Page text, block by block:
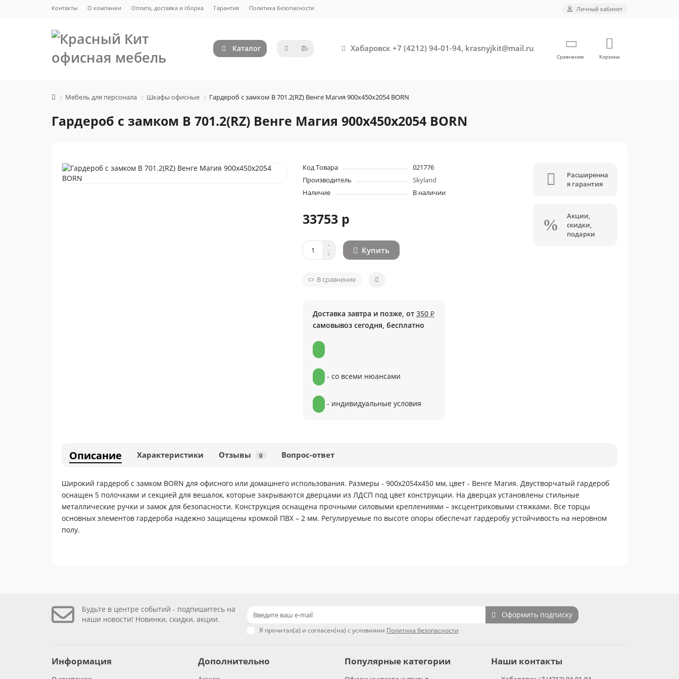
Контакты О компании Оплата, доставка и сборка Гарантия Политика безопасности Личный кабинет
Каталог Хабаровск +7 (4212) 94-01-94, krasnyjkit@mail.ru
Сравнение Корзина
Мебель для персонала Шкафы офисные Гардероб с замком B 701.2(RZ) Венге Магия 900х450х2054 BORN
Гардероб с замком B 701.2(RZ) Венге Магия 900х450х2054 BORN
Код Товара
021776
Производитель
Skyland
Наличие
В наличии
33753 р
Купить
В сравнение
Доставка завтра и позже, от 350 ₽
самовывоз сегодня, бесплатно
- со всеми нюансами
- индивидуальные условия
Расширенна
я гарантия
Акции,
скидки,
подарки
Описание Характеристики Отзывы 0 Вопрос-ответ
Широкий гардероб с замком BORN для офисного или домашнего использования. Размеры - 900х2054х450 мм, цвет - Венге Магия. Двустворчатый гардероб
оснащен 5 полочками и секцией для вешалок, которые закрываются дверцами из ЛДСП под цвет конструкции. На дверцах установлены стильные
металлические ручки и замок для безопасности. Конструкция оснащена прочными силовыми креплениями – эксцентриковыми стяжками. Все торцы
основных элементов гардероба надежно защищены кромкой ПВХ – 2 мм. Регулируемые по высоте опоры обеспечат гардеробу устойчивость на неровном
полу.
Будьте в центре событий - подпишитесь на
наши новости! Новинки, скидки, акции.
Оформить подписку
Я прочитал(а) и согласен(на) с условиями Политика безопасности
Информация Дополнительно Популярные категории Наши контакты